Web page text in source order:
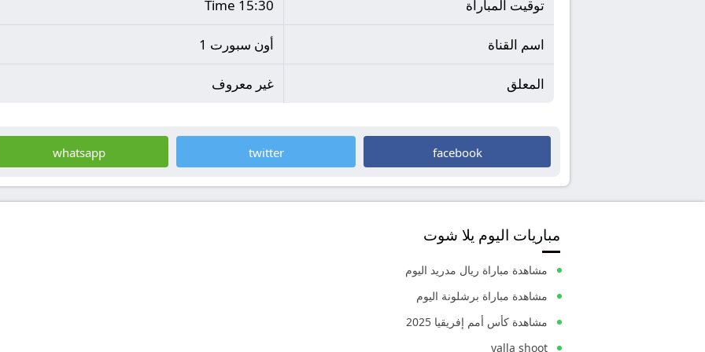
توقيت المباراة 15:30 Time
اسم القناة أون سبورت 1
المعلق غير معروف
facebook
twitter
whatsapp
مباريات اليوم يلا شوت
مشاهدة مباراة ريال مدريد اليوم
مشاهدة مباراة برشلونة اليوم
مشاهدة كأس أمم إفريقيا 2025
yalla shoot